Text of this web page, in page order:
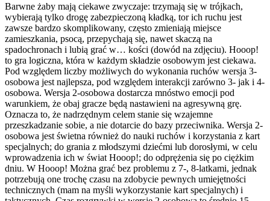
Barwne żaby mają ciekawe zwyczaje: trzymają się w trójkach,
wybierają tylko drogę zabezpieczoną kładką, tor ich ruchu jest
zawsze bardzo skomplikowany, często zmieniają miejsce
zamieszkania, psocą, przepychają się, nawet skaczą na
spadochronach i lubią grać w… kości (dowód na zdjęciu). Hooop!
to gra logiczna, która w każdym składzie osobowym jest ciekawa.
Pod względem liczby możliwych do wykonania ruchów wersja 3-
osobowa jest najlepsza, pod względem interakcji zarówno 3- jak i 4-
osobowa. Wersja 2-osobowa dostarcza mnóstwo emocji pod
warunkiem, że obaj gracze będą nastawieni na agresywną grę.
Oznacza to, że nadrzędnym celem stanie się wzajemne
przeszkadzanie sobie, a nie dotarcie do bazy przeciwnika. Wersja 2-
osobowa jest świetna również do nauki ruchów i korzystania z kart
specjalnych; do grania z młodszymi dziećmi lub dorosłymi, w celu
wprowadzenia ich w świat Hooop!; do odprężenia się po ciężkim
dniu. W Hooop! Można grać bez problemu z 7-, 8-latkami, jednak
potrzebują one trochę czasu na zdobycie pewnych umiejętności
technicznych (mam na myśli wykorzystanie kart specjalnych) i